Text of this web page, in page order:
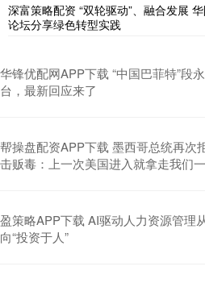
深富策略配资 “双轮驱动”、融合发展
论坛分享绿色转型实践
华锋优配网APP下载 “中国巴菲特”段
台，最新回应来了
帮操盘配资APP下载 墨西哥总统再次
击贩毒：上一次美国进入就拿走我们
盈策略APP下载 AI驱动人力资源管理
向“投资于人”